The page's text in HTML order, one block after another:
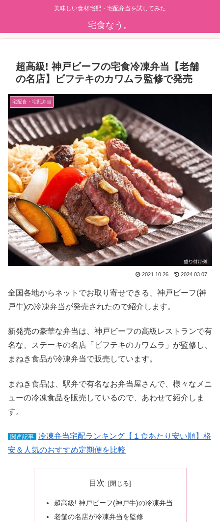
美味しい食材宅配・宅配弁当を試してみた
宅食なう。
超高級! 神戸ビーフの宅食冷凍弁当【老舗
の名店】ビフテキのカワムラ監修で発売
宅配食・宅配弁当
2021.10.26 2024.03.07
全国各地からネットでお取り寄せできる、神戸ビーフ(神
戸牛)の冷凍弁当が発売されたので紹介します。
新発売の豪華な弁当は、神戸ビーフの高級レストランで有
名な、ステーキの名店「ビフテキのカワムラ」が監修し、
まねき食品が冷凍弁当で販売しています。
まねき食品は、駅弁で有名なお弁当屋さんで、様々なメニ
ューの冷凍食品を販売しているので、あわせて紹介しま
す。
関連記事
冷凍弁当宅配ランキング【１食あたり安い順】格
安＆人気のおすすめ定期便を比較
目次
超高級! 神戸ビーフ(神戸牛)の冷凍弁当
老舗の名店が冷凍弁当を監修